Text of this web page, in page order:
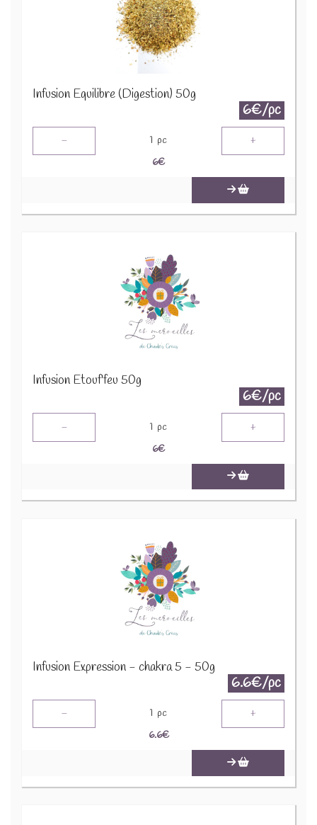
Infusion Equilibre (Digestion) 50g
6€/pc
- 1 pc +
6€
Infusion Etouf'feu 50g
6€/pc
- 1 pc +
6€
Infusion Expression - chakra 5 - 50g
6.6€/pc
- 1 pc +
6.6€